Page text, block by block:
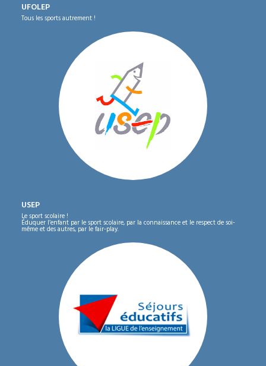
UFOLEP
Tous les sports autrement !
USEP
Le sport scolaire !
Éduquer l’enfant par le sport scolaire, par la connaissance et le respect de soi-
même et des autres, par le fair-play.